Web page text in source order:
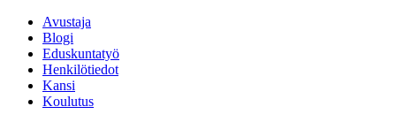
Avustaja
Blogi
Eduskuntatyö
Henkilötiedot
Kansi
Koulutus